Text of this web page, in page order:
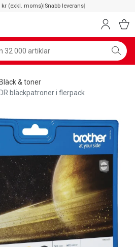
kr (exkl. moms)|Snabb leverans|
Bläck & toner
bläckpatroner i flerpack